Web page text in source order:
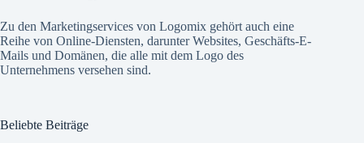
Zu den Marketingservices von Logomix gehört auch eine
Reihe von Online-Diensten, darunter Websites, Geschäfts-E-
Mails und Domänen, die alle mit dem Logo des
Unternehmens versehen sind.
Beliebte Beiträge